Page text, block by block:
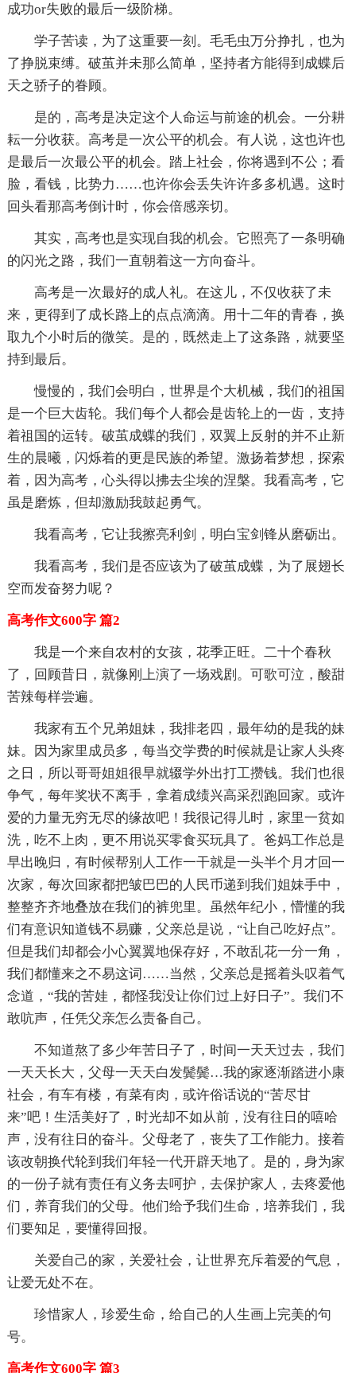
成功or失败的最后一级阶梯。
学子苦读，为了这重要一刻。毛毛虫万分挣扎，也为
了挣脱束缚。破茧并未那么简单，坚持者方能得到成蝶后
天之骄子的眷顾。
是的，高考是决定这个人命运与前途的机会。一分耕
耘一分收获。高考是一次公平的机会。有人说，这也许也
是最后一次最公平的机会。踏上社会，你将遇到不公；看
脸，看钱，比势力……也许你会丢失许许多多机遇。这时
回头看那高考倒计时，你会倍感亲切。
其实，高考也是实现自我的机会。它照亮了一条明确
的闪光之路，我们一直朝着这一方向奋斗。
高考是一次最好的成人礼。在这儿，不仅收获了未
来，更得到了成长路上的点点滴滴。用十二年的青春，换
取九个小时后的微笑。是的，既然走上了这条路，就要坚
持到最后。
慢慢的，我们会明白，世界是个大机械，我们的祖国
是一个巨大齿轮。我们每个人都会是齿轮上的一齿，支持
着祖国的运转。破茧成蝶的我们，双翼上反射的并不止新
生的晨曦，闪烁着的更是民族的希望。激扬着梦想，探索
着，因为高考，心头得以拂去尘埃的涅槃。我看高考，它
虽是磨炼，但却激励我鼓起勇气。
我看高考，它让我擦亮利剑，明白宝剑锋从磨砺出。
我看高考，我们是否应该为了破茧成蝶，为了展翅长
空而发奋努力呢？
高考作文600字 篇2
我是一个来自农村的女孩，花季正旺。二十个春秋
了，回顾昔日，就像刚上演了一场戏剧。可歌可泣，酸甜
苦辣每样尝遍。
我家有五个兄弟姐妹，我排老四，最年幼的是我的妹
妹。因为家里成员多，每当交学费的时候就是让家人头疼
之日，所以哥哥姐姐很早就辍学外出打工攒钱。我们也很
争气，每年奖状不离手，拿着成绩兴高采烈跑回家。或许
爱的力量无穷无尽的缘故吧！我很记得儿时，家里一贫如
洗，吃不上肉，更不用说买零食买玩具了。爸妈工作总是
早出晚归，有时候帮别人工作一干就是一头半个月才回一
次家，每次回家都把皱巴巴的人民币递到我们姐妹手中，
整整齐齐地叠放在我们的裤兜里。虽然年纪小，懵懂的我
们有意识知道钱不易赚，父亲总是说，“让自己吃好点”。
但是我们却都会小心翼翼地保存好，不敢乱花一分一角，
我们都懂来之不易这词……当然，父亲总是摇着头叹着气
念道，“我的苦娃，都怪我没让你们过上好日子”。我们不
敢吭声，任凭父亲怎么责备自己。
不知道熬了多少年苦日子了，时间一天天过去，我们
一天天长大，父母一天天白发鬓鬓…我的家逐渐踏进小康
社会，有车有楼，有菜有肉，或许俗话说的“苦尽甘
来”吧！生活美好了，时光却不如从前，没有往日的嘻哈
声，没有往日的奋斗。父母老了，丧失了工作能力。接着
该改朝换代轮到我们年轻一代开辟天地了。是的，身为家
的一份子就有责任有义务去呵护，去保护家人，去疼爱他
们，养育我们的父母。他们给予我们生命，培养我们，我
们要知足，要懂得回报。
关爱自己的家，关爱社会，让世界充斥着爱的气息，
让爱无处不在。
珍惜家人，珍爱生命，给自己的人生画上完美的句
号。
高考作文600字 篇3